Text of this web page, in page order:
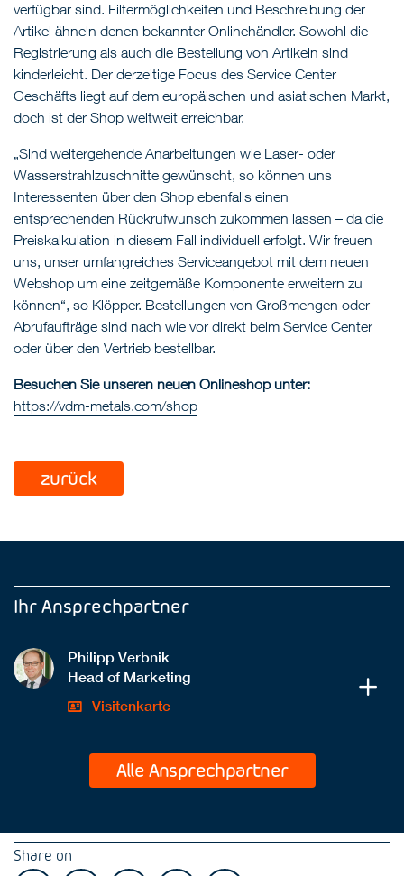
verfügbar sind. Filtermöglichkeiten und Beschreibung der
Artikel ähneln denen bekannter Onlinehändler. Sowohl die
Registrierung als auch die Bestellung von Artikeln sind
kinderleicht. Der derzeitige Focus des Service Center
Geschäfts liegt auf dem europäischen und asiatischen Markt,
doch ist der Shop weltweit erreichbar.
„Sind weitergehende Anarbeitungen wie Laser- oder
Wasserstrahlzuschnitte gewünscht, so können uns
Interessenten über den Shop ebenfalls einen
entsprechenden Rückrufwunsch zukommen lassen – da die
Preiskalkulation in diesem Fall individuell erfolgt. Wir freuen
uns, unser umfangreiches Serviceangebot mit dem neuen
Webshop um eine zeitgemäße Komponente erweitern zu
können“, so Klöpper. Bestellungen von Großmengen oder
Abrufaufträge sind nach wie vor direkt beim Service Center
oder über den Vertrieb bestellbar.
Besuchen Sie unseren neuen Onlineshop unter:
https://vdm-metals.com/shop
zurück
Ihr Ansprechpartner
Philipp Verbnik
Head of Marketing
Visitenkarte
Alle Ansprechpartner
Share on